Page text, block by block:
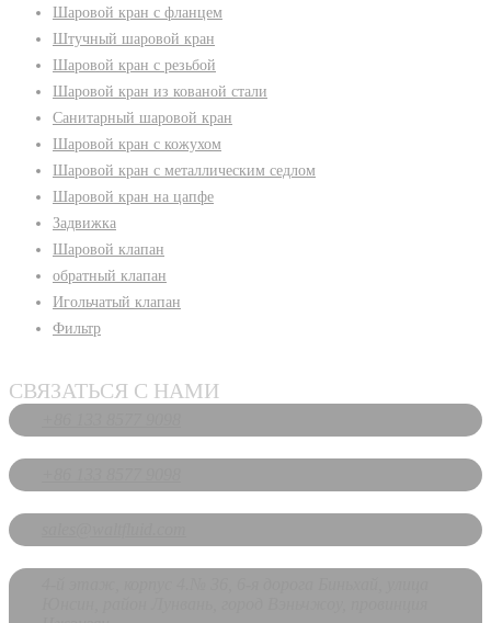
Шаровой кран с фланцем
Штучный шаровой кран
Шаровой кран с резьбой
Шаровой кран из кованой стали
Санитарный шаровой кран
Шаровой кран с кожухом
Шаровой кран с металлическим седлом
Шаровой кран на цапфе
Задвижка
Шаровой клапан
обратный клапан
Игольчатый клапан
Фильтр
СВЯЗАТЬСЯ С НАМИ